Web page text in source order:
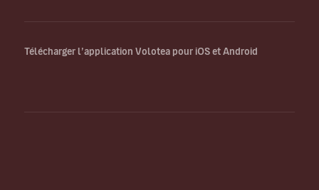
Télécharger l’application Volotea pour iOS et Android